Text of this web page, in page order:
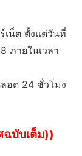
เน็ต ตั้งแต่วันที่
ภายในเวลา
อด 24 ชั่วโมง
ฉบับเต็ม))